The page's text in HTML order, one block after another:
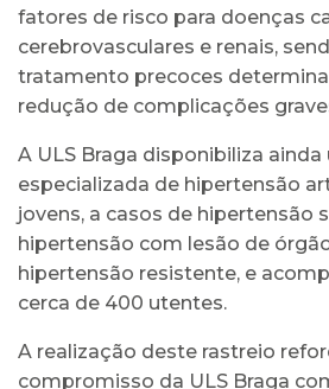
fatores de risco para doenças
cerebrovasculares e renais,
tratamento precoces
redução de complicações
A ULS Braga disponibiliza
especializada de hipertensão
jovens, a casos de hipertensão
hipertensão com lesão de
hipertensão resistente, e
cerca de 400 utentes.
A realização deste rastreio
compromisso da ULS Braga